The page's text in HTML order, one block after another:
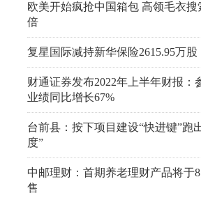
欧美开始疯抢中国箱包 高领毛衣搜
倍
复星国际减持新华保险2615.95万股
财通证券发布2022年上半年财报：
业绩同比增长67%
台前县：按下项目建设“快进键”跑
度”
中邮理财：首期养老理财产品将于
售